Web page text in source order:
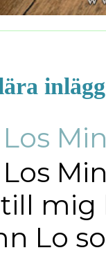
inlägg
Los
Los
mig
Lo